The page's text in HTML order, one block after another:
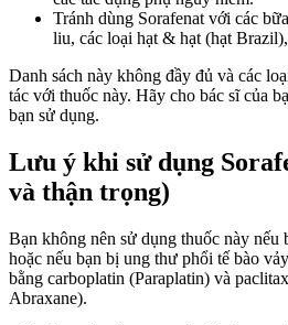
Tránh dùng Sorafenat với các
liu, các loại hạt & hạt (hạt
Danh sách này không đầy đủ và các
tác với thuốc này. Hãy cho bác sĩ của
bạn sử dụng.
Lưu ý khi sử dụng
và thận trọng)
Bạn không nên sử dụng thuốc này nếu
hoặc nếu bạn bị ung thư phổi tế bào
bằng carboplatin (Paraplatin) và
Abraxane).